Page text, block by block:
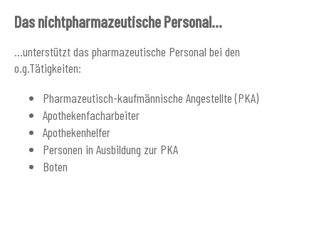
Das nichtpharmazeutische Personal...
...unterstützt das pharmazeutische Personal bei den
o.g.Tätigkeiten:
Pharmazeutisch-kaufmännische Angestellte (PKA)
Apothekenfacharbeiter
Apothekenhelfer
Personen in Ausbildung zur PKA
Boten